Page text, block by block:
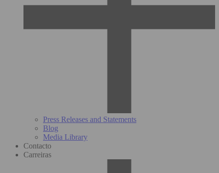
Press Releases and Statements
Blog
Media Library
Contacto
Carreiras